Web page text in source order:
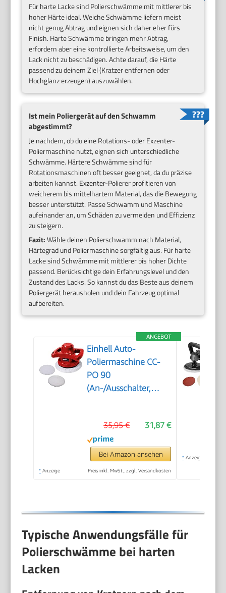
Für harte Lacke sind Polierschwämme mit mittlerer bis
hoher Härte ideal. Weiche Schwämme liefern meist
nicht genug Abtrag und eignen sich daher eher fürs
Finish. Harte Schwämme bringen mehr Abtrag,
erfordern aber eine kontrollierte Arbeitsweise, um den
Lack nicht zu beschädigen. Achte darauf, die Härte
passend zu deinem Ziel (Kratzer entfernen oder
Hochglanz erzeugen) auszuwählen.
Ist mein Poliergerät auf den Schwamm
abgestimmt?
Je nachdem, ob du eine Rotations- oder Exzenter-
Poliermaschine nutzt, eignen sich unterschiedliche
Schwämme. Härtere Schwämme sind für
Rotationsmaschinen oft besser geeignet, da du präzise
arbeiten kannst. Exzenter-Polierer profitieren von
weicherem bis mittelhartem Material, das die Bewegung
besser unterstützt. Passe Schwamm und Maschine
aufeinander an, um Schäden zu vermeiden und Effizienz
zu steigern.
Fazit:Wähle deinen Polierschwamm nach Material,
Härtegrad und Poliermaschine sorgfältig aus. Für harte
Lacke sind Schwämme mit mittlerer bis hoher Dichte
passend. Berücksichtige dein Erfahrungslevel und den
Zustand des Lacks. So kannst du das Beste aus deinem
Poliergerät herausholen und dein Fahrzeug optimal
aufbereiten.
ANGEBOT
Einhell Auto-
Poliermaschine CC-
PO 90
(An-/Ausschalter,
und Synthetik-
Polierhaube inklusive)
31,87 €
35,95 €
Bei Amazon ansehen
* Anzeige Preis inkl. MwSt., zzgl. Versandkosten
* Anzeige
Typische Anwendungsfälle für
Polierschwämme bei harten
Lacken